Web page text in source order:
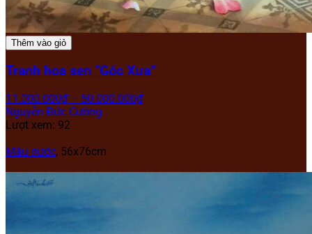
Thêm vào giỏ
Tranh hoa sen “Góc Xưa”
11.000.000₫ – 50.000.000₫
Nguyễn Đức Cường
Lượt xem: 92
Màu nước, 56x76cm